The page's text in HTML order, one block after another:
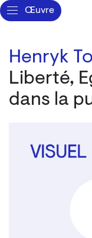
Œuvre
Henryk
Liberté,
dans la